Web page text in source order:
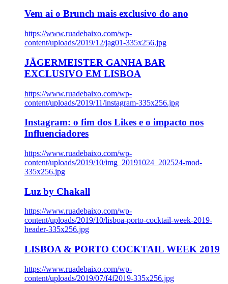
Vem ai o Brunch mais exclusivo do ano
https://www.ruadebaixo.com/wp-
content/uploads/2019/12/jag01-335x256.jpg
JÄGERMEISTER GANHA BAR
EXCLUSIVO EM LISBOA
https://www.ruadebaixo.com/wp-
content/uploads/2019/11/instagram-335x256.jpg
Instagram: o fim dos Likes e o impacto nos
Influenciadores
https://www.ruadebaixo.com/wp-
content/uploads/2019/10/img_20191024_202524-mod-
335x256.jpg
Luz by Chakall
https://www.ruadebaixo.com/wp-
content/uploads/2019/10/lisboa-porto-cocktail-week-2019-
header-335x256.jpg
LISBOA & PORTO COCKTAIL WEEK 2019
https://www.ruadebaixo.com/wp-
content/uploads/2019/07/f4f2019-335x256.jpg